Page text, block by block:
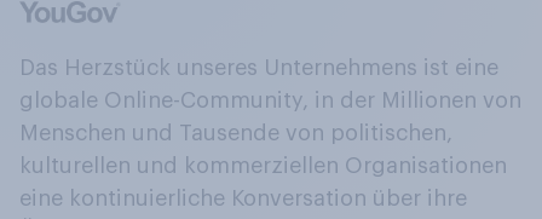
Das Herzstück unseres Unternehmens ist eine
globale Online-Community, in der Millionen von
Menschen und Tausende von politischen,
kulturellen und kommerziellen Organisationen
eine kontinuierliche Konversation über ihre